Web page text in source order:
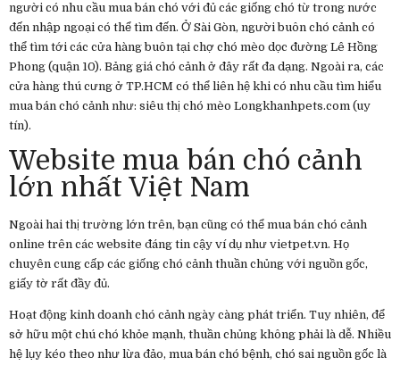
người có nhu cầu mua bán chó với đủ các giống chó từ trong nước
đến nhập ngoại có thể tìm đến. Ở Sài Gòn, người buôn chó cảnh có
thể tìm tới các cửa hàng buôn tại chợ chó mèo dọc đường Lê Hồng
Phong (quận 10). Bảng giá chó cảnh ở đây rất đa dạng. Ngoài ra, các
cửa hàng thú cưng ở TP.HCM có thể liên hệ khi có nhu cầu tìm hiểu
mua bán chó cảnh như: siêu thị chó mèo Longkhanhpets.com (uy
tín).
Website mua bán chó cảnh
lớn nhất Việt Nam
Ngoài hai thị trường lớn trên, bạn cũng có thể mua bán chó cảnh
online trên các website đáng tin cậy ví dụ như vietpet.vn. Họ
chuyên cung cấp các giống chó cảnh thuần chủng với nguồn gốc,
giấy tờ rất đầy đủ.
Hoạt động kinh doanh chó cảnh ngày càng phát triển. Tuy nhiên, để
sở hữu một chú chó khỏe mạnh, thuần chủng không phải là dễ. Nhiều
hệ lụy kéo theo như lừa đảo, mua bán chó bệnh, chó sai nguồn gốc là